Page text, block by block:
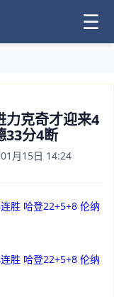
☰
力克奇才迎来4
33分4断
月15日 14:24
胜 哈登22+5+8 伦纳
胜 哈登22+5+8 伦纳